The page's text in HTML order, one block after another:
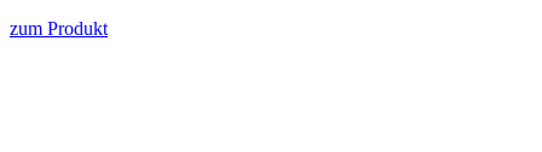
zum Produkt